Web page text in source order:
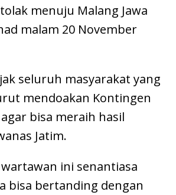
menuju Malang Jawa
malam 20 November
seluruh masyarakat yang
mendoakan Kontingen
agar bisa meraih hasil
Jatim.
wartawan ini senantiasa
bisa bertanding dengan